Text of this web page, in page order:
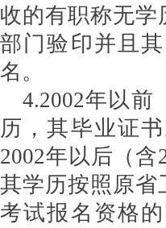
收的有职称无
部门验印并且
名。
4.2002年以前
历，其毕业证
2002年以后（
其学历按照原省
考试报名资格